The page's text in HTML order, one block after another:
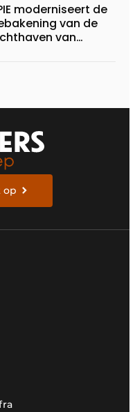
moderniseert de
van de
van
op